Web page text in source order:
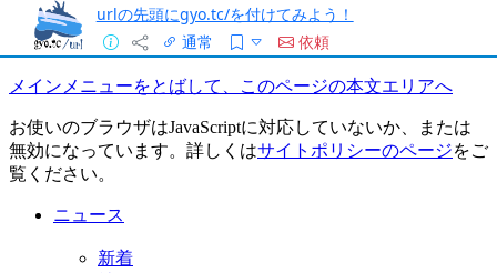
urlの先頭にgyo.tc/を付けてみよう！
通常
依頼